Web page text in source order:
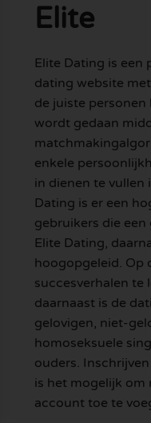
Elite
Elite Dating is een
dating website
de juiste
wordt gedaan
enkele
in dienen te vullen
Dating is er een
gebruikers die
Elite Dating,
hoogopgeleid. Op
succesverhalen te
daarnaast is de
gelovigen, niet-
homoseksuele
ouders.
is het mogelijk om
account toe te